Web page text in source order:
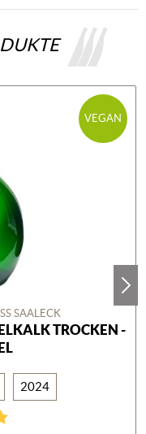
VEGAN
SAALECK
TROCKEN -
2024